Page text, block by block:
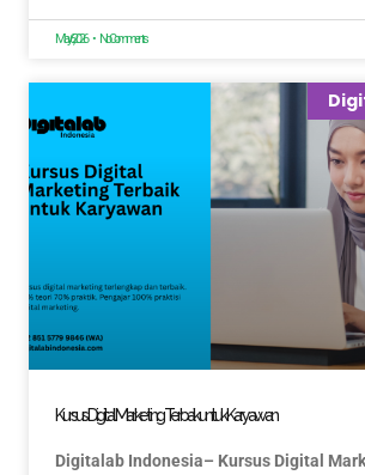
May 6, 2026 No Comments
Kursus Digital Marketing Terbaik untuk Karyawan
Digitalab Indonesia– Kursus Digital